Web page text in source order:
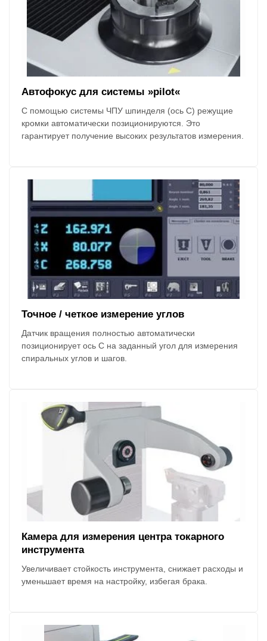
Автофокус для системы »pilot«
С помощью системы ЧПУ шпинделя (ось C) режущие
кромки автоматически позиционируются. Это
гарантирует получение высоких результатов измерения.
Точное / четкое измерение углов
Датчик вращения полностью автоматически
позиционирует ось С на заданный угол для измерения
спиральных углов и шагов.
Камера для измерения центра токарного
инструмента
Увеличивает стойкость инструмента, снижает расходы и
уменьшает время на настройку, избегая брака.